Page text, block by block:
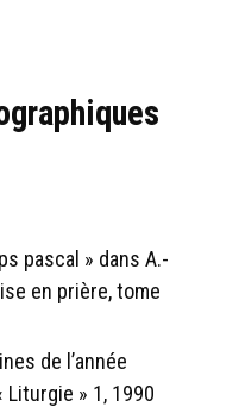
pascal » dans A.-
en prière, tome
de l’année
Liturgie » 1, 1990